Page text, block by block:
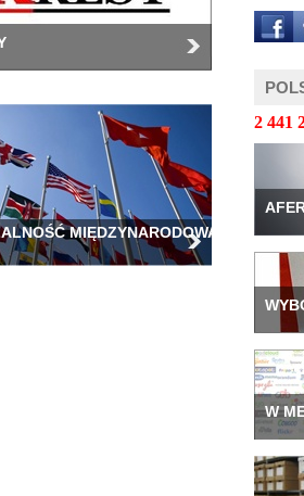
MIĘDZYNARODOWA
2 441
W